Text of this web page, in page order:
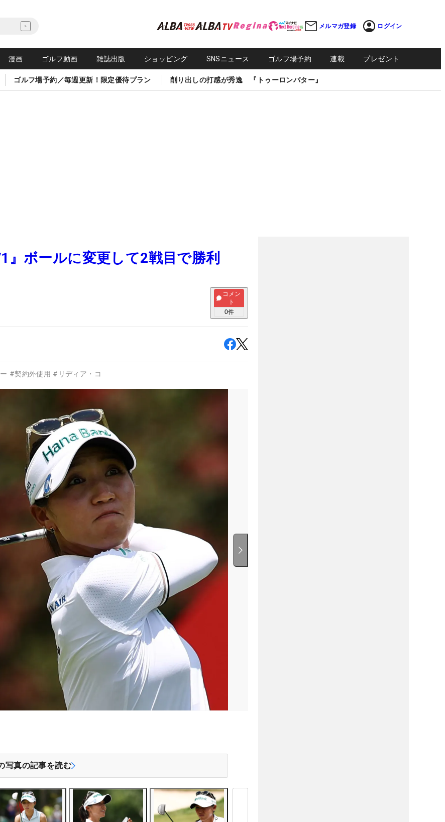
メルマガ登録 ログイン
漫画 ゴルフ動画 雑誌出版 ショッピング SNSニュース ゴルフ場予約 連載 プレゼント
ゴルフ場予約／毎週更新！限定優待プラン 削り出しの打感が秀逸 『トゥーロンパター』
』ボールに変更して2戦目で勝利
コメン
ト
0件
#契約外使用 # リディア・コ
写真の記事を読む